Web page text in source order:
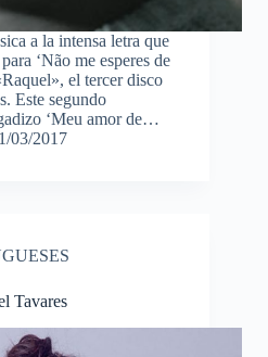
a la intensa letra que
‘Não me esperes de
el tercer disco
Este segundo
‘Meu amor de…
03/2017
Tavares